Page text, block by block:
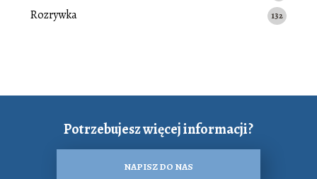
Rozrywka 132
Potrzebujesz więcej informacji?
NAPISZ DO NAS